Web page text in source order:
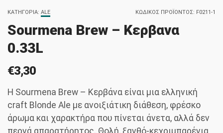
ΚΩΔΙΚΌΣ ΠΡΟΪΌΝΤΟΣ: F0211-1
ΚΑΤΗΓΟΡΊΑ: ALE
Sourmena Brew – Κερβανα
0.33L
€3,30
Η Sourmena Brew – Κερβάνα είναι μια ελληνική
craft Blonde Ale με ανοιξιάτικη διάθεση, φρέσκο
άρωμα και χαρακτήρα που πίνεται άνετα, αλλά δεν
περνά απαρατήρητος. Θολή, ξανθό-κεχριμπαρένια